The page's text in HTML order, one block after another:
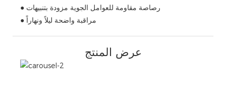
● رصاصة مقاومة للعوامل الجوية مزودة بتنبيهات
● مراقبة واضحة ليلاً ونهاراً
عرض المنتج